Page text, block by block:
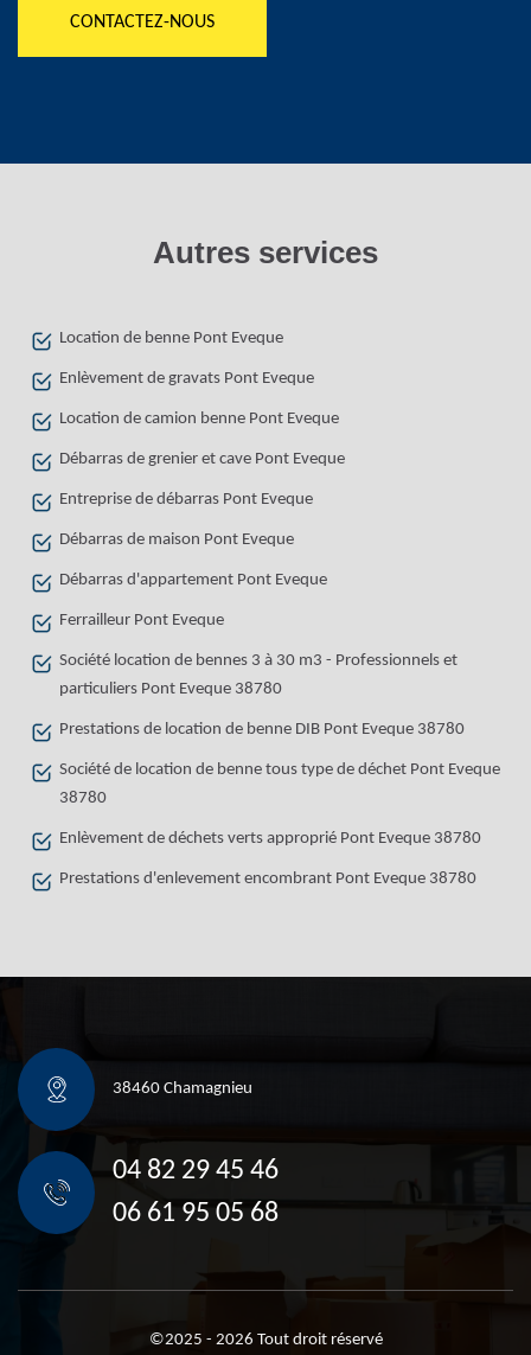
CONTACTEZ-NOUS
Autres services
Location de benne Pont Eveque
Enlèvement de gravats Pont Eveque
Location de camion benne Pont Eveque
Débarras de grenier et cave Pont Eveque
Entreprise de débarras Pont Eveque
Débarras de maison Pont Eveque
Débarras d'appartement Pont Eveque
Ferrailleur Pont Eveque
Société location de bennes 3 à 30 m3 - Professionnels et
particuliers Pont Eveque 38780
Prestations de location de benne DIB Pont Eveque 38780
Société de location de benne tous type de déchet Pont Eveque
38780
Enlèvement de déchets verts approprié Pont Eveque 38780
Prestations d'enlevement encombrant Pont Eveque 38780
38460 Chamagnieu
04 82 29 45 46
06 61 95 05 68
©2025 - 2026 Tout droit réservé